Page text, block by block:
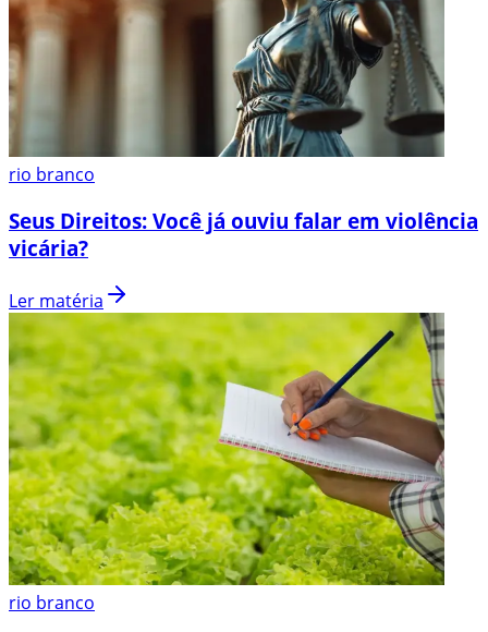
rio branco
Seus Direitos: Você já ouviu falar em violência
vicária?
Ler matéria
rio branco